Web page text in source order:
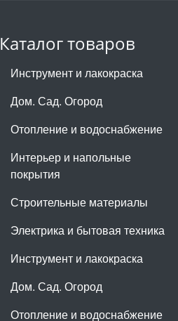
Каталог товаров
Инструмент и лакокраска
Дом. Сад. Огород
Отопление и водоснабжение
Интерьер и напольные
покрытия
Строительные материалы
Электрика и бытовая техника
Инструмент и лакокраска
Дом. Сад. Огород
Отопление и водоснабжение